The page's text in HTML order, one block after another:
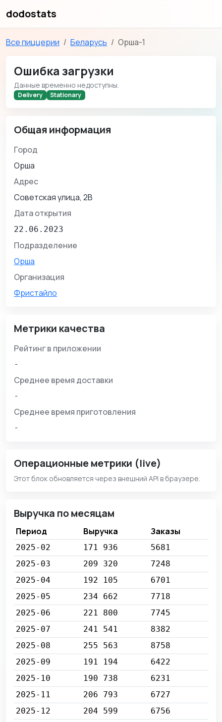
dodostats
Все пиццерии Беларусь Орша-1
Ошибка загрузки
Данные временно недоступны.
Delivery Stationary
Общая информация
Город
Орша
Адрес
Советская улица, 2В
Дата открытия
22.06.2023
Подразделение
Орша
Организация
Фристайло
Метрики качества
Рейтинг в приложении
-
Среднее время доставки
-
Среднее время приготовления
-
Операционные метрики (live)
Этот блок обновляется через внешний API в браузере.
Выручка по месяцам
Период Выручка Заказы
2025-02 171 936
5681
2025-03
209 320
7248
2025-04
192 105
6701
2025-05
234 662
7718
2025-06
221 800
7745
2025-07
241 541
8382
2025-08
255 563
8758
2025-09
191 194
6422
2025-10
190 738
6231
2025-11
206 793
6727
2025-12
204 599
6756